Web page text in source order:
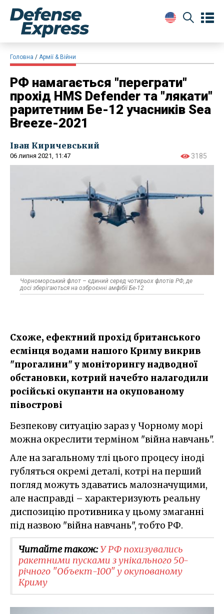
Головна Армії & Війни
РФ намагається "переграти"
прохід HMS Defender та "лякати"
раритетним Бе-12 учасників Sea
Breeze-2021
Іван Киричевський
06 липня 2021, 11:47 3185
Чорноморський флот – єдиний серед чотирьох флотів РФ, де
досі зберігаються на озброєнні амфібії Бе-12
Схоже, ефектний прохід британського
есмінця водами нашого Криму викрив
"прогалини" у моніторингу надводної
обстановки, котрий начебто налагодили
російські окупанти на окупованому
півострові
Безпекову ситуацію зараз у Чорному морі
можна окреслити терміном "війна навчань".
Але на загальному тлі цього процесу іноді
губляться окремі деталі, котрі на перший
погляд можуть здаватись малозначущими,
але насправді – характеризують реальну
диспозицію противника у цьому змаганні
під назвою "війна навчань", тобто РФ.
Читайте також:​У РФ похизувались
ракетними пусками з унікального 50-
річного "Объект-100" у окупованому
Криму